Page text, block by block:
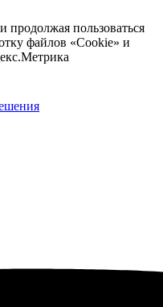
пользоваться
файлов «Cookie» и